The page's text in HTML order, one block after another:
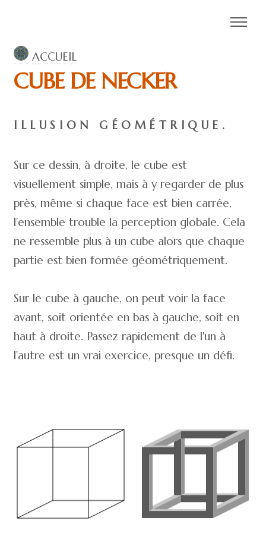
ACCUEIL
CUBE DE NECKER
ILLUSION GÉOMÉTRIQUE.
Sur ce dessin, à droite, le cube est
visuellement simple, mais à y regarder de plus
près, même si chaque face est bien carrée,
l'ensemble trouble la perception globale. Cela
ne ressemble plus à un cube alors que chaque
partie est bien formée géométriquement.
Sur le cube à gauche, on peut voir la face
avant, soit orientée en bas à gauche, soit en
haut à droite. Passez rapidement de l'un à
l'autre est un vrai exercice, presque un défi.